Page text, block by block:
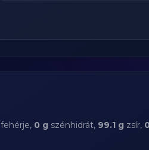
fehérje, 0 g szénhidrát, 99.1 g zsír,